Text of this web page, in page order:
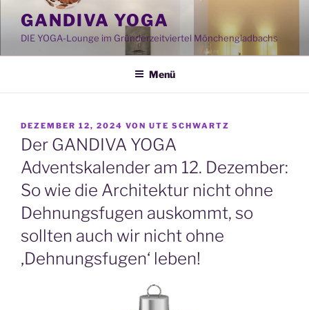
Inhalt
springen
GANDIVA YOGA
DIE YOGA-Lounge im Gründerzeitviertel Mönchengladbachs
Menü
VERÖFFENTLICHT
AM
DEZEMBER 12, 2024 VON UTE SCHWARTZ
Der GANDIVA YOGA
Adventskalender am 12. Dezember:
So wie die Architektur nicht ohne
Dehnungsfugen auskommt, so
sollten auch wir nicht ohne
‚Dehnungsfugen‘ leben!